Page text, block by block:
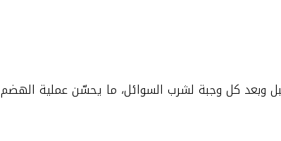
على الأقل قبل وبعد كل وجبة لشرب السوائل، ما يحسّن عملية